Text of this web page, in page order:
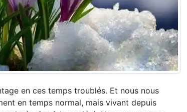
en ces temps troublés. Et nous nous
en temps normal, mais vivant depuis